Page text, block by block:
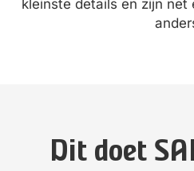
kleinste details en zijn net
Dit doet